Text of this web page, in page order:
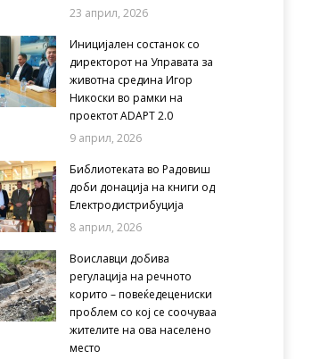
23 април, 2026
Иницијален состанок со
директорот на Управата за
животна средина Игор
Никоски во рамки на
проектот ADAPT 2.0
9 април, 2026
Библиотеката во Радовиш
доби донација на книги од
Електродистрибуција
8 април, 2026
Воиславци добива
регулација на речното
корито – повеќедецениски
проблем со кој се соочуваа
жителите на ова населено
место